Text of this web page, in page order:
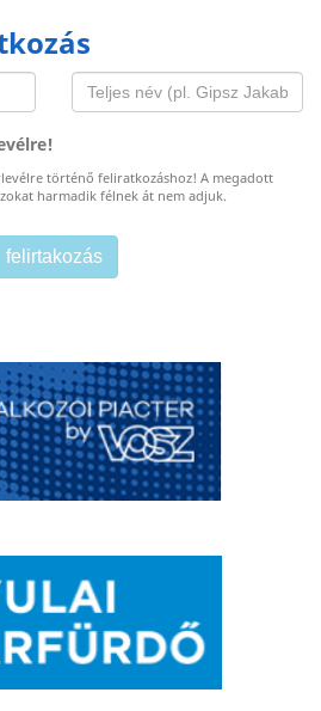
történő feliratkozáshoz! A megadott
harmadik félnek át nem adjuk.